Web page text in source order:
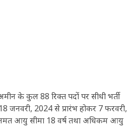
के कुल 88 रिक्त पदों पर सीधी भर्ती
जनवरी, 2024 से प्रारंभ होकर 7 फरवरी,
आयु सीमा 18 वर्ष तथा अधिकम आयु